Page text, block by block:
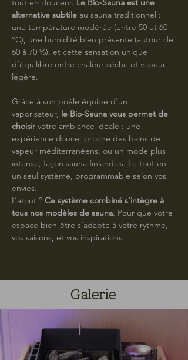
tout en douceur. Le Bio-Sauna est une
alternative subtile au sauna traditionnel :
une température modérée (entre 50 et 60
°C), une humidité bien présente (autour de
60 à 70 %), et cette sensation unique
d’équilibre entre chaleur sèche et vapeur
légère.
Grâce à son poêle équipé d’un
vaporisateur, le Bio-Sauna vous permet de
choisir votre ambiance idéale : une
expérience douce, proche des bains de
vapeur méditerranéens, ou un mode plus
intense, façon sauna finlandais. Le tout en
un seul système, programmable selon vos
envies.
L’atout ? Ce système combiné s’intègre à
tous nos modèles de sauna. Pour que votre
espace bien-être s’adapte à votre rythme,
vos saisons, et vos inspirations.
Galerie